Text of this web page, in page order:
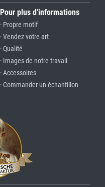
Pour plus d'informations
· Propre motif
· Vendez votre art
· Qualité
· Images de notre travail
· Accessoires
· Commander un échantillon